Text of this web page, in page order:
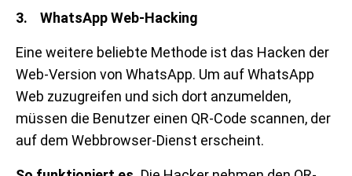
3. WhatsApp Web-Hacking
Eine weitere beliebte Methode ist das Hacken der
Web-Version von WhatsApp. Um auf WhatsApp
Web zuzugreifen und sich dort anzumelden,
müssen die Benutzer einen QR-Code scannen, der
auf dem Webbrowser-Dienst erscheint.